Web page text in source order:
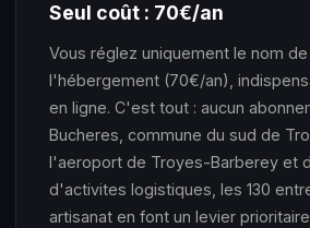
Seul coût : 70€/an
Vous réglez uniquement le nom
l'hébergement (70€/an),
en ligne. C'est tout : aucun
Bucheres, commune du sud de
l'aeroport de Troyes-Barberey et
d'activites logistiques, les 130
artisanat en font un levier